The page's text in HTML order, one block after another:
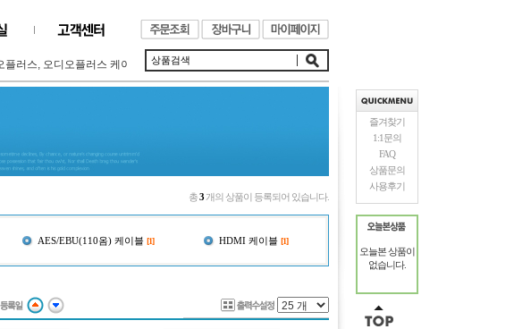
러스, 오디오플러스 케이블은 음악에 대한 열정으로 제작되었습니다.
즐겨찾기
1:1문의
FAQ
상품문의
사용후기
오늘본 상품이
없습니다.
총3 개의 상품이 등록되어 있습니다.
AES/EBU(110옴) 케이블 [1] HDMI 케이블 [1]